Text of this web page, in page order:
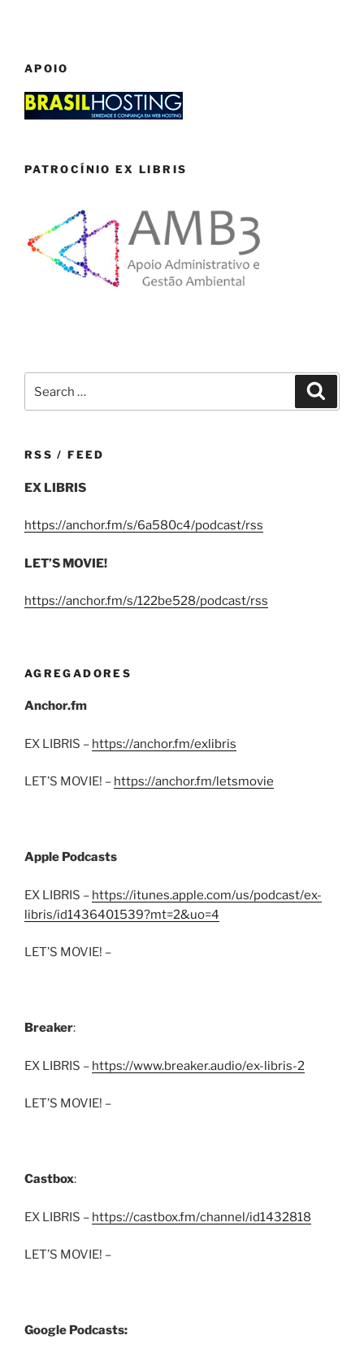
APOIO
PATROCÍNIO EX LIBRIS
for:
RSS / FEED
EX LIBRIS
https://anchor.fm/s/6a580c4/podcast/rss
LET’S MOVIE!
https://anchor.fm/s/122be528/podcast/rss
AGREGADORES
Anchor.fm
EX LIBRIS – https://anchor.fm/exlibris
LET’S MOVIE! – https://anchor.fm/letsmovie
Apple Podcasts
EX LIBRIS – https://itunes.apple.com/us/podcast/ex-
libris/id1436401539?mt=2&uo=4
LET’S MOVIE! –
Breaker:
EX LIBRIS – https://www.breaker.audio/ex-libris-2
LET’S MOVIE! –
Castbox:
EX LIBRIS – https://castbox.fm/channel/id1432818
LET’S MOVIE! –
Google Podcasts: